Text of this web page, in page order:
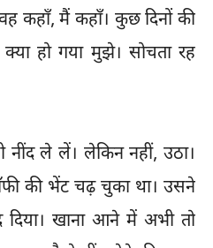
कहाँ, मैं कहाँ। कुछ दिनों की
हो गया मुझे। सोचता रह
नींद ले लें। लेकिन नहीं, उठा।
की भेंट चढ़ चुका था। उसने
खाना आने में अभी तो